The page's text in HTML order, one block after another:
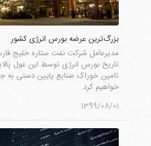
بزرگ‌ترین عرضه بورس انرژی کشور
مدیرعامل شرکت نفت ستاره خلیج
تاریخ بورس انرژی توسط این غول
تامین خوراک صنایع پایین دستی
خواهیم کرد.
1399/08/01